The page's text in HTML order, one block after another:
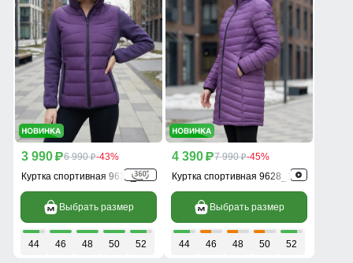
3 990 p6 990 p-43%
Куртка спортивная 9630_1F
Выбрать размер
44 46 48 50 52
4 390 p7 990 p-45%
Куртка спортивная 9628_1F
Выбрать размер
44 46 48 50 52